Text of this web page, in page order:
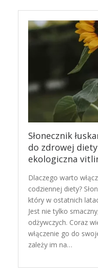
Słonecznik
do zdrowej
ekologiczna
Dlaczego warto
codziennej diety?
który w ostatnich
Jest nie tylko
odżywczych. Coraz
włączenie go do
zależy im na…